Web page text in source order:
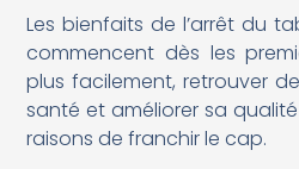
Les bienfaits de l’arrêt du
commencent dès les
plus facilement, retrouver
santé et améliorer sa
raisons de franchir le cap.